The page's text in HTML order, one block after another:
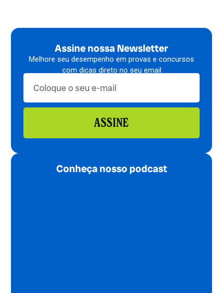
Assine nossa Newsletter
Melhore seu desempenho em provas e concursos
com dicas direto no seu email
ASSINE
Conheça nosso podcast